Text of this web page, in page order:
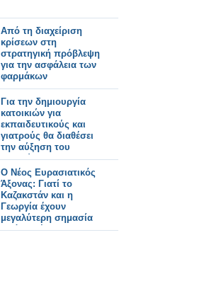
Από τη διαχείριση
κρίσεων στη
στρατηγική πρόβλεψη
για την ασφάλεια των
φαρμάκων
Για την δημιουργία
κατοικιών για
εκπαιδευτικούς και
γιατρούς θα διαθέσει
την αύξηση του
μισθού του ο
Μητροπολίτης
Κυθήρων Σεραφείμ
Ο Νέος Ευρασιατικός
Άξονας: Γιατί το
Καζακστάν και η
Γεωργία έχουν
μεγαλύτερη σημασία
από ποτέ.